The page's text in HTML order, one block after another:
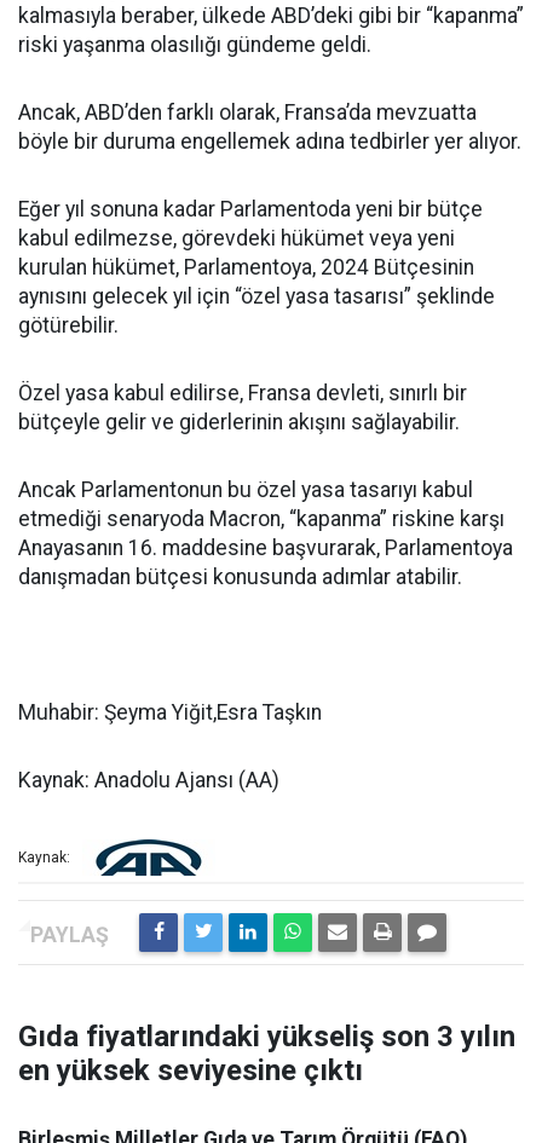
kalmasıyla beraber, ülkede ABD’deki gibi bir “kapanma”
riski yaşanma olasılığı gündeme geldi.
Ancak, ABD’den farklı olarak, Fransa’da mevzuatta
böyle bir duruma engellemek adına tedbirler yer alıyor.
Eğer yıl sonuna kadar Parlamentoda yeni bir bütçe
kabul edilmezse, görevdeki hükümet veya yeni
kurulan hükümet, Parlamentoya, 2024 Bütçesinin
aynısını gelecek yıl için “özel yasa tasarısı” şeklinde
götürebilir.
Özel yasa kabul edilirse, Fransa devleti, sınırlı bir
bütçeyle gelir ve giderlerinin akışını sağlayabilir.
Ancak Parlamentonun bu özel yasa tasarıyı kabul
etmediği senaryoda Macron, “kapanma” riskine karşı
Anayasanın 16. maddesine başvurarak, Parlamentoya
danışmadan bütçesi konusunda adımlar atabilir.
Muhabir: Şeyma Yiğit,Esra Taşkın
Kaynak: Anadolu Ajansı (AA)
Kaynak:
Gıda fiyatlarındaki yükseliş son 3 yılın
en yüksek seviyesine çıktı